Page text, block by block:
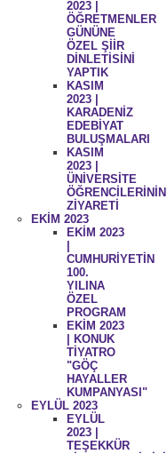
2023 |
ÖĞRETMENLER
GÜNÜNE
ÖZEL ŞİİR
DİNLETİSİNİ
YAPTIK
KASIM
2023 |
KARADENİZ
EDEBİYAT
BULUŞMALARI
KASIM
2023 |
ÜNİVERSİTE
ÖĞRENCİLERİNİN
ZİYARETİ
EKİM 2023
EKİM 2023
CUMHURİYETİN
100.
YILINA
ÖZEL
PROGRAM
EKİM 2023
| KONUK
TİYATRO
"GÖÇ
HAYALLER
KUMPANYASI"
EYLÜL 2023
EYLÜL
2023 |
TEŞEKKÜR